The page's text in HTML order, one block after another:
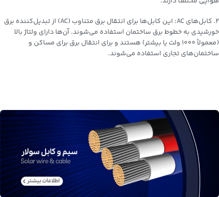
۲. کابل‌های AC: این کابل‌ها برای انتقال برق متناوب (AC) از تبدیل‌کننده برق
خورشیدی به خطوط برق ساختمان استفاده می‌شوند. آن‌ها دارای ولتاژ بالا
(معمولاً ۱۰۰۰ ولت یا بیشتر) هستند و برای انتقال برق برای مساکن و
ساختمان‌های تجاری استفاده می‌شوند.